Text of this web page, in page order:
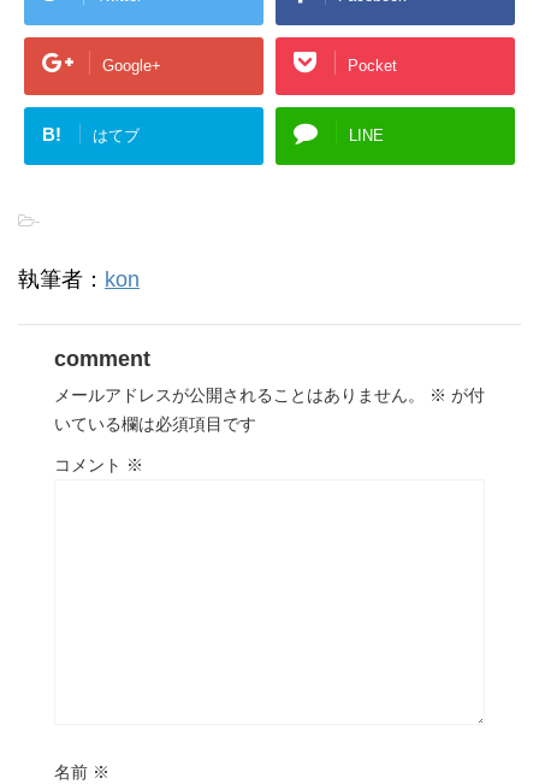
Google+ Pocket
B! はてブ LINE
-
執筆者： kon
comment
メールアドレスが公開されることはありません。 ※ が付
いている欄は必須項目です
コメント ※
名前 ※